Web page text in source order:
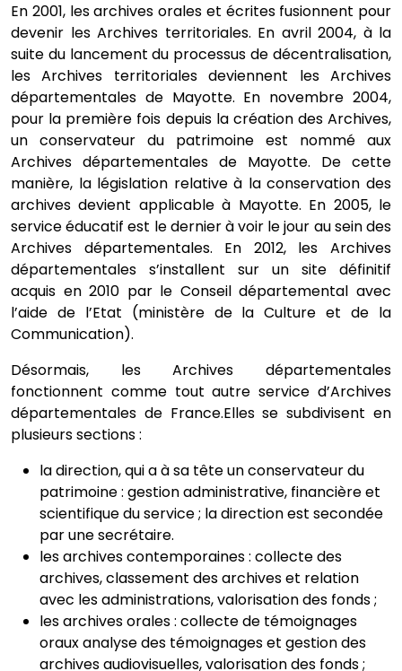
En 2001, les archives orales et écrites fusionnent pour
devenir les Archives territoriales. En avril 2004, à la
suite du lancement du processus de décentralisation,
les Archives territoriales deviennent les Archives
départementales de Mayotte. En novembre 2004,
pour la première fois depuis la création des Archives,
un conservateur du patrimoine est nommé aux
Archives départementales de Mayotte. De cette
manière, la législation relative à la conservation des
archives devient applicable à Mayotte. En 2005, le
service éducatif est le dernier à voir le jour au sein des
Archives départementales. En 2012, les Archives
départementales s’installent sur un site définitif
acquis en 2010 par le Conseil départemental avec
l’aide de l’Etat (ministère de la Culture et de la
Communication).
Désormais, les Archives départementales
fonctionnent comme tout autre service d’Archives
départementales de France.Elles se subdivisent en
plusieurs sections :
la direction, qui a à sa tête un conservateur du
patrimoine : gestion administrative, financière et
scientifique du service ; la direction est secondée
par une secrétaire.
les archives contemporaines : collecte des
archives, classement des archives et relation
avec les administrations, valorisation des fonds ;
les archives orales : collecte de témoignages
oraux analyse des témoignages et gestion des
archives audiovisuelles, valorisation des fonds ;